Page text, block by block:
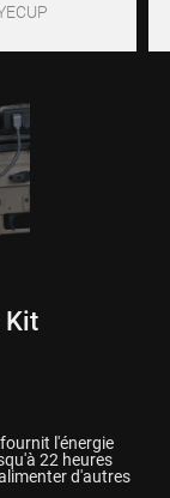
Kit
l'énergie
22 heures
d'autres